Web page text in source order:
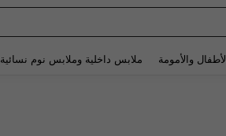
الأطفال والأمومة ملابس داخلية وملابس نوم نسائية